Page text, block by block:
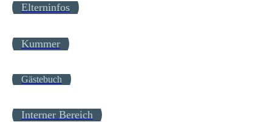
Elterninfos
Kummer
Gästebuch
Interner Bereich